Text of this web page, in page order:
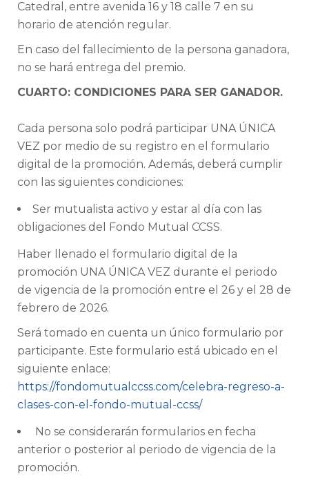
Catedral, entre avenida 16 y 18 calle 7 en su
horario de atención regular.
En caso del fallecimiento de la persona ganadora,
no se hará entrega del premio.
CUARTO: CONDICIONES PARA SER GANADOR.
Cada persona solo podrá participar UNA ÚNICA
VEZ por medio de su registro en el formulario
digital de la promoción. Además, deberá cumplir
con las siguientes condiciones:
Ser mutualista activo y estar al día con las
obligaciones del Fondo Mutual CCSS.
Haber llenado el formulario digital de la
promoción UNA ÚNICA VEZ durante el periodo
de vigencia de la promoción entre el 26 y el 28 de
febrero de 2026.
Será tomado en cuenta un único formulario por
participante. Este formulario está ubicado en el
siguiente enlace:
https://fondomutualccss.com/celebra-regreso-a-
clases-con-el-fondo-mutual-ccss/
No se considerarán formularios en fecha
anterior o posterior al periodo de vigencia de la
promoción.